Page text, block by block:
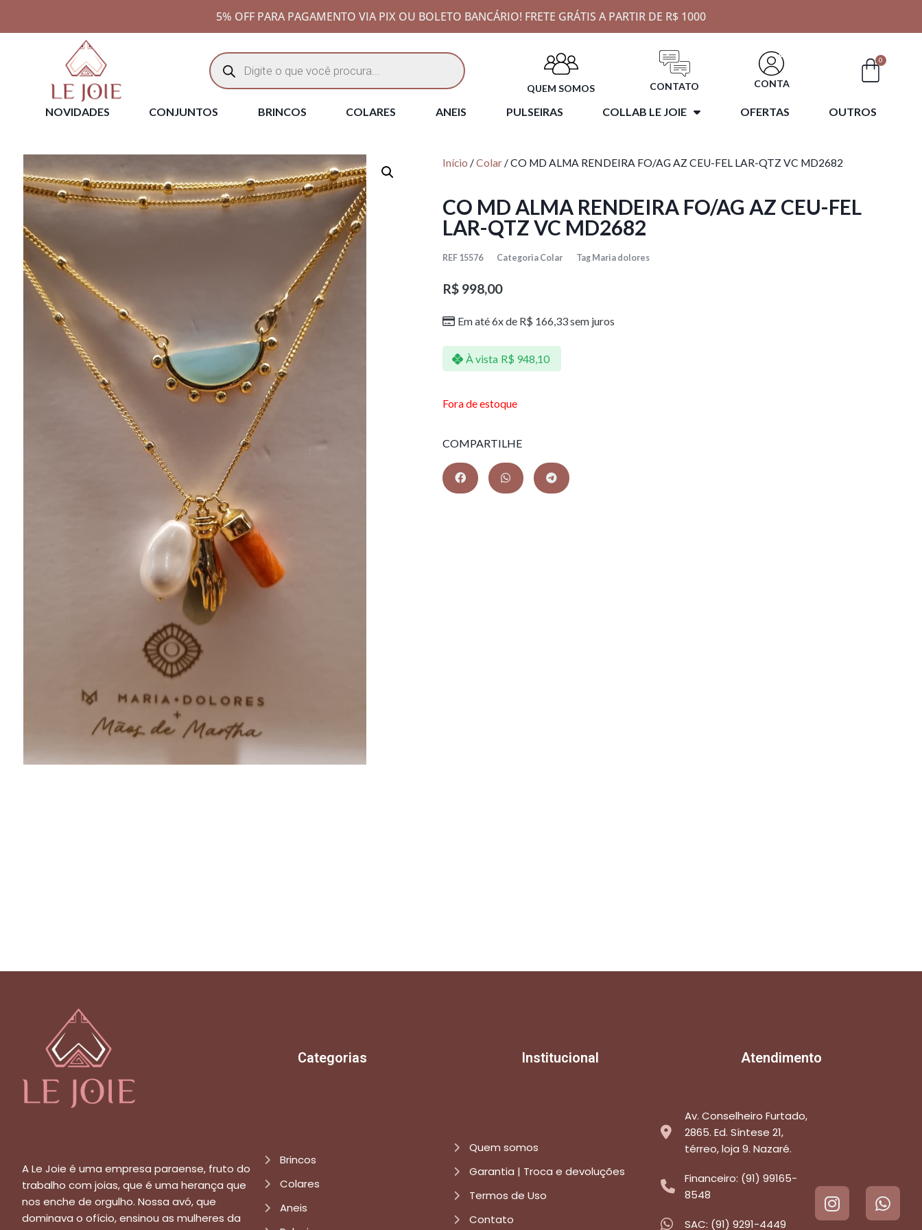
5% OFF PARA PAGAMENTO VIA PIX OU BOLETO BANCÁRIO! FRETE GRÁTIS A PARTIR DE R$ 1000
QUEM SOMOS CONTATO CONTA
0
NOVIDADES CONJUNTOS BRINCOS COLARES ANEIS PULSEIRAS COLLAB LE JOIE OFERTAS OUTROS
Início /Colar / CO MD ALMA RENDEIRA FO/AG AZ CEU-FEL LAR-QTZ VC MD2682
CO MD ALMA RENDEIRA FO/AG AZ CEU-FEL
LAR-QTZ VC MD2682
REF 15576 Categoria Colar Tag Maria dolores
R$ 998,00
Em até 6x de R$ 166,33sem juros
À vista R$ 948,10
Fora de estoque
COMPARTILHE
Categorias Institucional Atendimento
A Le Joie é uma empresa paraense, fruto do
trabalho com joias, que é uma herança que
nos enche de orgulho. Nossa avó, que
dominava o ofício, ensinou as mulheres da
Brincos
Colares
Aneis
Quem somos
Garantia | Troca e devoluções
Termos de Uso
Contato
Av. Conselheiro Furtado,
2865. Ed. Síntese 21,
térreo, loja 9. Nazaré.
Financeiro: (91) 99165-
8548
SAC: (91) 9291-4449